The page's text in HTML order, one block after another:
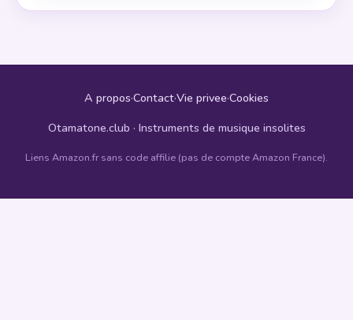
A propos·Contact·Vie privee·Cookies
Otamatone.club · Instruments de musique insolites
Liens Amazon.fr sans code affilie (pas de compte Amazon France).